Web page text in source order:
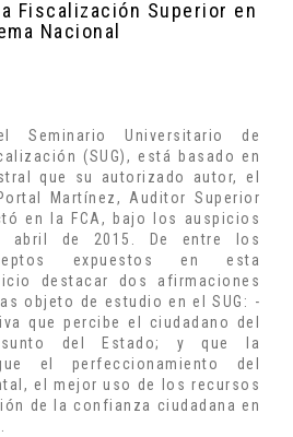
Fiscalización Superior en
Nacional
Seminario Universitario de
(SUG), está basado en
que su autorizado autor, el
Martínez, Auditor Superior
en la FCA, bajo los auspicios
abril de 2015. De entre los
expuestos en esta
destacar dos afirmaciones
objeto de estudio en el SUG: -
que percibe el ciudadano del
del Estado; y que la
el perfeccionamiento del
el mejor uso de los recursos
de la confianza ciudadana en